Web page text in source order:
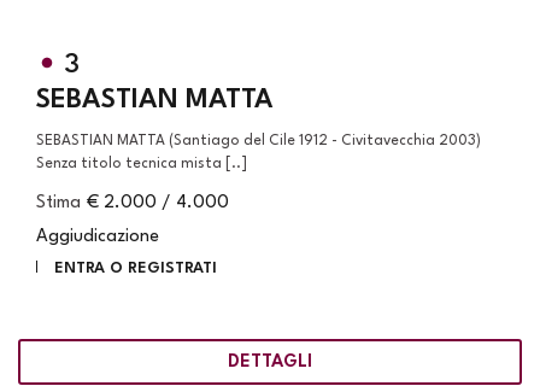
3
SEBASTIAN MATTA
SEBASTIAN MATTA (Santiago del Cile 1912 - Civitavecchia 2003)
Senza titolo tecnica mista [..]
Stima € 2.000 / 4.000
Aggiudicazione
ENTRA O REGISTRATI
DETTAGLI